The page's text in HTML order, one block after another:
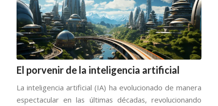
El porvenir de la inteligencia artificial
La inteligencia artificial (IA) ha evolucionado de manera
espectacular en las últimas décadas, revolucionando